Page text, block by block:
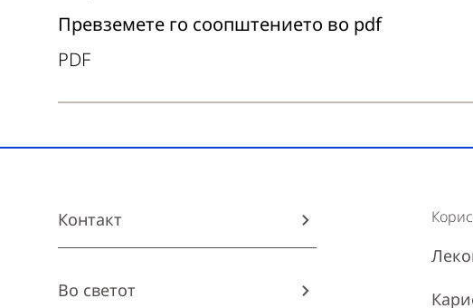
Download
Превземете го соопштението во pdf
PDF
Контакт
Во светот